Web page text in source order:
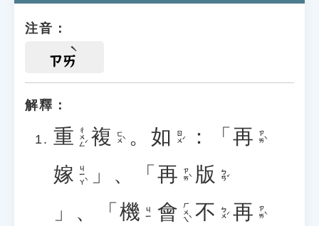
注音：
ㄗㄞ
解釋：
重 ㄔㄨㄥˊ 複 ㄈㄨˋ 。 如 ㄖㄨˊ ：「 再 ㄗㄞˋ
嫁 ㄐㄧㄚˋ 」、「 再 ㄗㄞˋ 版 ㄅㄢˇ
」、「 機 ㄐㄧ 會 ㄏㄨㄟˋ 不 ㄅㄨˊ 再 ㄗㄞˋ